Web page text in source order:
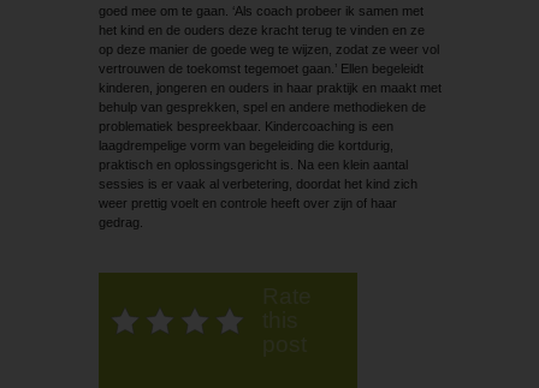
goed mee om te gaan. ‘Als coach probeer ik samen met
het kind en de ouders deze kracht terug te vinden en ze
op deze manier de goede weg te wijzen, zodat ze weer vol
vertrouwen de toekomst tegemoet gaan.’ Ellen begeleidt
kinderen, jongeren en ouders in haar praktijk en maakt met
behulp van gesprekken, spel en andere methodieken de
problematiek bespreekbaar. Kindercoaching is een
laagdrempelige vorm van begeleiding die kortdurig,
praktisch en oplossingsgericht is. Na een klein aantal
sessies is er vaak al verbetering, doordat het kind zich
weer prettig voelt en controle heeft over zijn of haar
gedrag.